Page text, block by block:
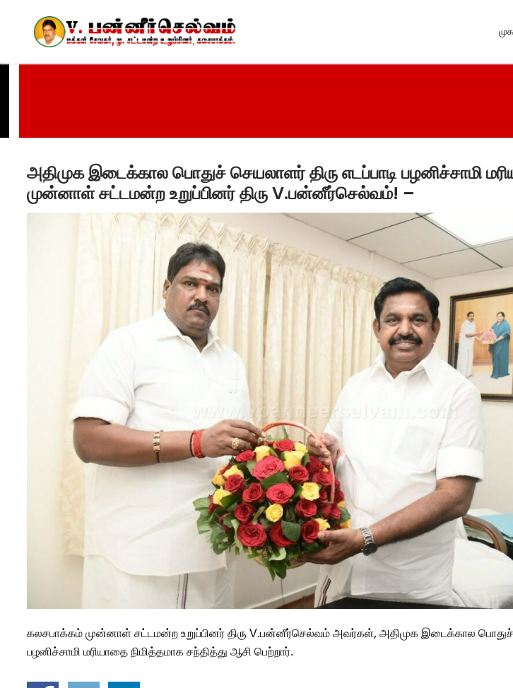
அதிமுக இடைக்கால பொதுச் செயலாளர் திரு எடப்பாடி பழனிச்சாமி
முன்னாள் சட்டமன்ற உறுப்பினர் திரு V.பன்னீர்செல்வம்! –
கலசபாக்கம் முன்னாள் சட்டமன்ற உறுப்பினர் திரு V.பன்னீர்செல்வம் அவர்கள், அதிமுக இடைக்கால
பழனிச்சாமி மரியாதை நிமித்தமாக சந்தித்து ஆசி பெற்றார்.